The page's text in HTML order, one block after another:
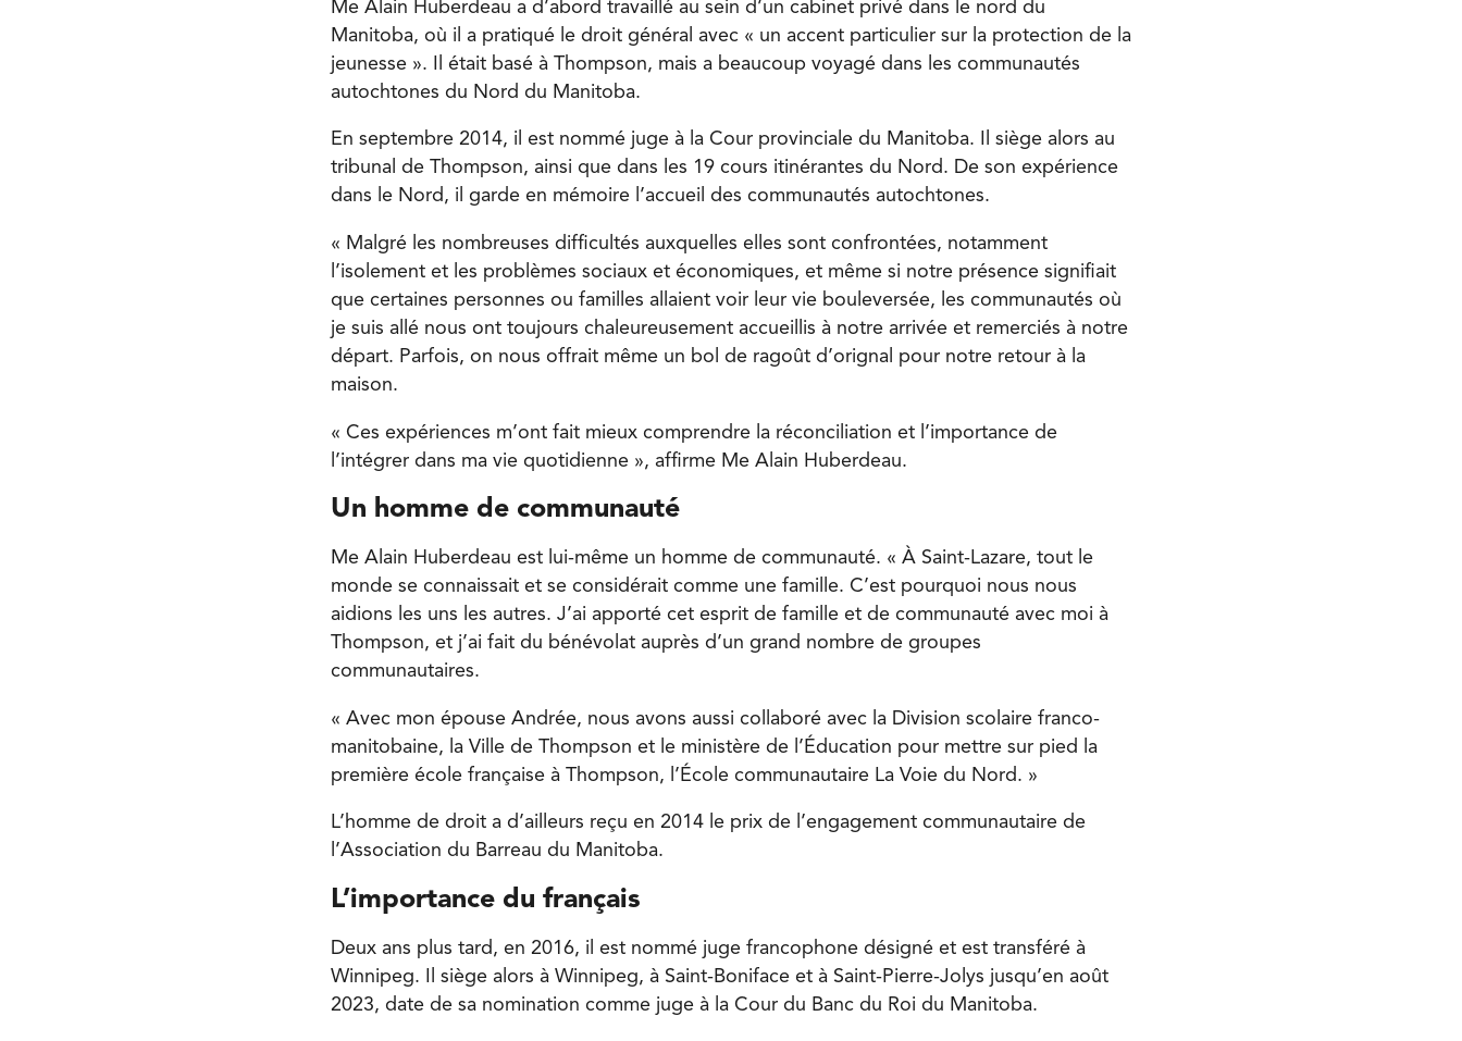
Me Alain Huberdeau a d’abord travaillé au sein d’un cabinet privé dans le nord du
Manitoba, où il a pratiqué le droit général avec « un accent particulier sur la protection de la
jeunesse ». Il était basé à Thompson, mais a beaucoup voyagé dans les communautés
autochtones du Nord du Manitoba.
En septembre 2014, il est nommé juge à la Cour provinciale du Manitoba. Il siège alors au
tribunal de Thompson, ainsi que dans les 19 cours itinérantes du Nord. De son expérience
dans le Nord, il garde en mémoire l’accueil des communautés autochtones.
« Malgré les nombreuses difficultés auxquelles elles sont confrontées, notamment
l’isolement et les problèmes sociaux et économiques, et même si notre présence signifiait
que certaines personnes ou familles allaient voir leur vie bouleversée, les communautés où
je suis allé nous ont toujours chaleureusement accueillis à notre arrivée et remerciés à notre
départ. Parfois, on nous offrait même un bol de ragoût d’orignal pour notre retour à la
maison.
« Ces expériences m’ont fait mieux comprendre la réconciliation et l’importance de
l’intégrer dans ma vie quotidienne », affirme Me Alain Huberdeau.
Un homme de communauté
Me Alain Huberdeau est lui-même un homme de communauté. « À Saint-Lazare, tout le
monde se connaissait et se considérait comme une famille. C’est pourquoi nous nous
aidions les uns les autres. J’ai apporté cet esprit de famille et de communauté avec moi à
Thompson, et j’ai fait du bénévolat auprès d’un grand nombre de groupes
communautaires.
« Avec mon épouse Andrée, nous avons aussi collaboré avec la Division scolaire franco-
manitobaine, la Ville de Thompson et le ministère de l’Éducation pour mettre sur pied la
première école française à Thompson, l’École communautaire La Voie du Nord. »
L’homme de droit a d’ailleurs reçu en 2014 le prix de l’engagement communautaire de
l’Association du Barreau du Manitoba.
L’importance du français
Deux ans plus tard, en 2016, il est nommé juge francophone désigné et est transféré à
Winnipeg. Il siège alors à Winnipeg, à Saint-Boniface et à Saint-Pierre-Jolys jusqu’en août
2023, date de sa nomination comme juge à la Cour du Banc du Roi du Manitoba.